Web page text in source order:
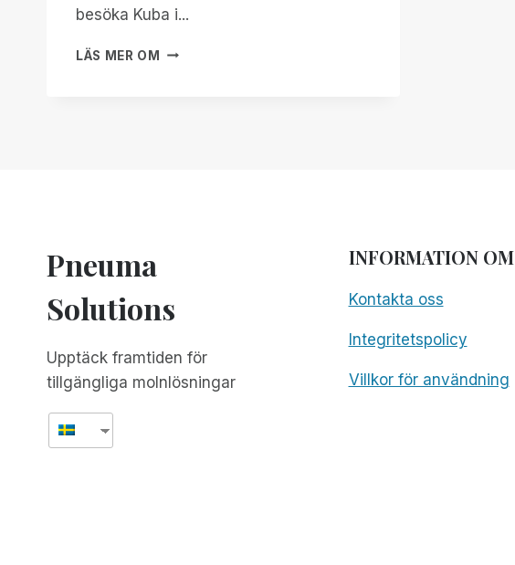
besöka Kuba i...
LÄS MER OM INKLUDERING
Pneuma
Solutions
Upptäck framtiden för
tillgängliga molnlösningar
INFORMATION OM
Kontakta oss
Integritetspolicy
Villkor för användning